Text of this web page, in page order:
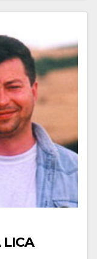
LICA